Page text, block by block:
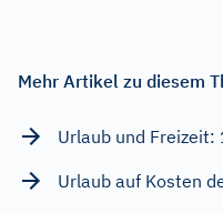
Mehr Artikel zu diesem
Urlaub und
Urlaub auf Kosten